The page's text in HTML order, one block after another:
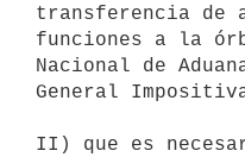
transferencia de
funciones a la
Nacional de
General
II) que es